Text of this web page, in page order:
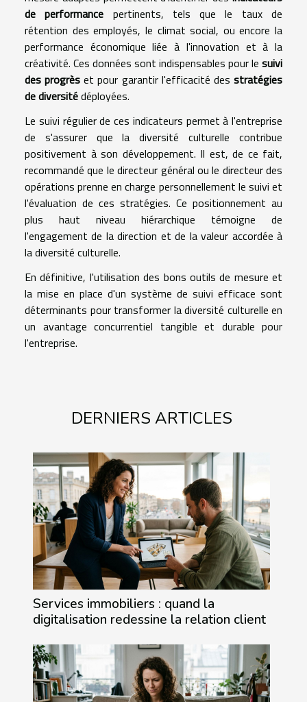
de performance pertinents, tels que le taux de
rétention des employés, le climat social, ou encore la
performance économique liée à l'innovation et à la
créativité. Ces données sont indispensables pour le suivi
des progrès et pour garantir l'efficacité desstratégies
de diversitédéployées.
Le suivi régulier de ces indicateurs permet à l'entreprise
de s'assurer que la diversité culturelle contribue
positivement à son développement. Il est, de ce fait,
recommandé que le directeur général ou le directeur des
opérations prenne en charge personnellement le suivi et
l'évaluation de ces stratégies. Ce positionnement au
plus haut niveau hiérarchique témoigne de
l'engagement de la direction et de la valeur accordée à
la diversité culturelle.
En définitive, l'utilisation des bons outils de mesure et
la mise en place d'un système de suivi efficace sont
déterminants pour transformer la diversité culturelle en
un avantage concurrentiel tangible et durable pour
l'entreprise.
DERNIERS ARTICLES
Services immobiliers : quand la
digitalisation redessine la relation client